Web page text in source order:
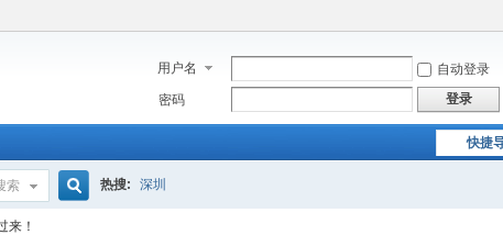
用户名 自动登录
密码
登录
快捷
索 热搜: 深圳
来！